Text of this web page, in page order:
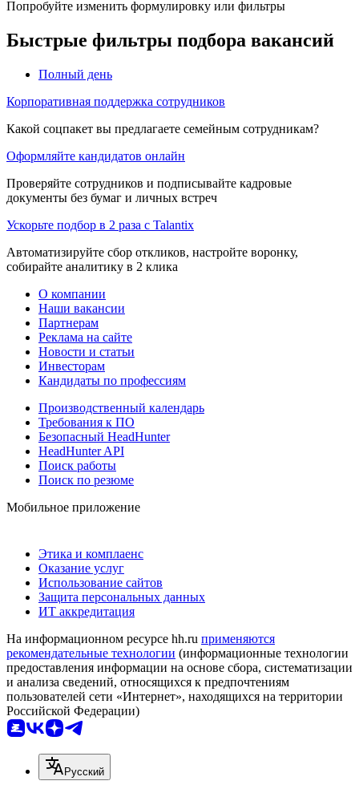
Попробуйте изменить формулировку или фильтры
Быстрые фильтры подбора вакансий
Полный день
Корпоративная поддержка сотрудников
Какой соцпакет вы предлагаете семейным сотрудникам?
Оформляйте кандидатов онлайн
Проверяйте сотрудников и подписывайте кадровые
документы без бумаг и личных встреч
Ускорьте подбор в 2 раза с Talantix
Автоматизируйте сбор откликов, настройте воронку,
собирайте аналитику в 2 клика
О компании
Наши вакансии
Партнерам
Реклама на сайте
Новости и статьи
Инвесторам
Кандидаты по профессиям
Производственный календарь
Требования к ПО
Безопасный HeadHunter
HeadHunter API
Поиск работы
Поиск по резюме
Мобильное приложение
Этика и комплаенс
Оказание услуг
Использование сайтов
Защита персональных данных
ИТ аккредитация
На информационном ресурсе hh.ru применяются
рекомендательные технологии (информационные технологии
предоставления информации на основе сбора, систематизации
и анализа сведений, относящихся к предпочтениям
пользователей сети «Интернет», находящихся на территории
Российской Федерации)
Русский